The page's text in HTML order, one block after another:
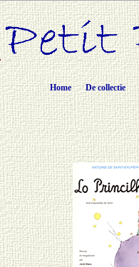
Home De collectie